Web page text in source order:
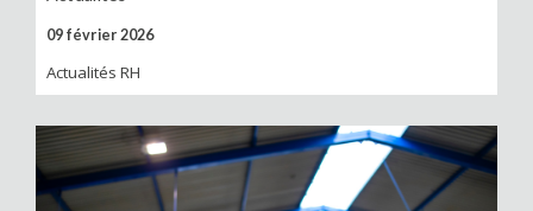
09 février 2026
Actualités RH